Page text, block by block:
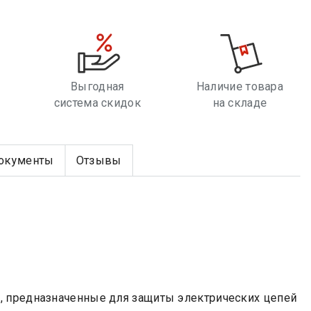
Выгодная
система скидок
Наличие товара
на складе
Отзывы
для защиты электрических цепей